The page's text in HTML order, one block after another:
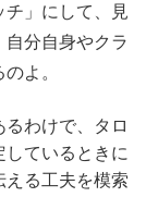
チ」にして、見
分自身やクラ
よ。
わけで、タロ
ているときに
える工夫を模索